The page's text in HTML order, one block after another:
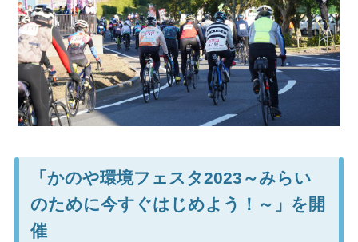
「かのや環境フェスタ2023～みらい
のために今すぐはじめよう！～」を開
催